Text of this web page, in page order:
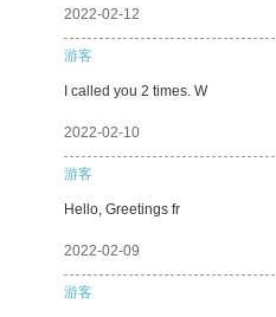
2022-02-12
游客
I called you 2 times. W
2022-02-10
游客
Hello, Greetings fr
2022-02-09
游客